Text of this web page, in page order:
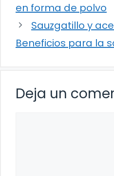
en forma de polvo
Sauzgatillo y
Beneficios para la
Deja un